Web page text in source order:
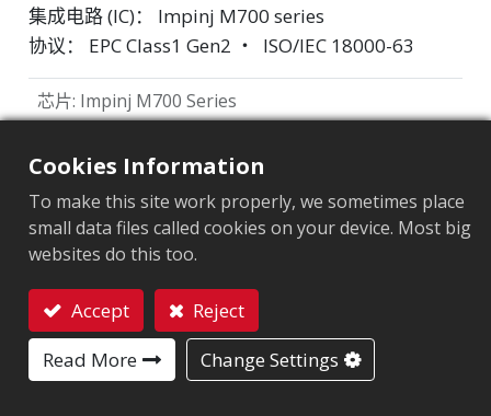
集成电路 (IC)： Impinj M700 series
协议： EPC Class1 Gen2 ‧ ISO/IEC 18000-63
市场细分
服饰 物流及邮政 其他
芯片: Impinj M700 Series
EPC內存
:128 bits/96 bits
用户內存: 0/32 bits
Cookies Information
To make this site work properly, we sometimes place
small data files called cookies on your device. Most big
websites do this too.
Accept
Reject
Read More
Change Settings